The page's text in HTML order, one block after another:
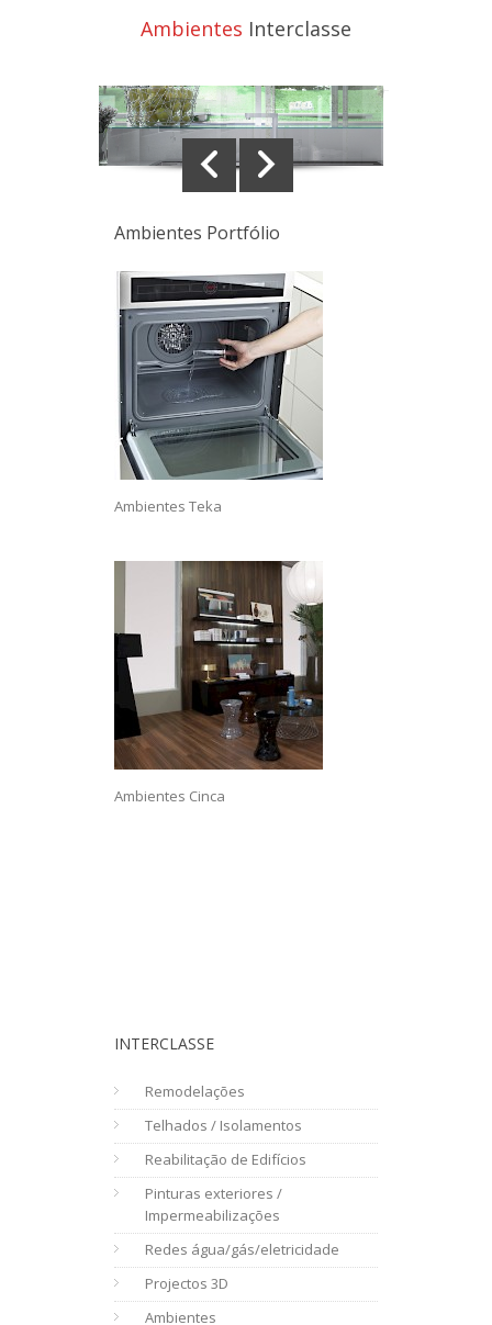
Ambientes Interclasse
Ambientes Portfólio
Ambientes Teka
Ambientes Cinca
INTERCLASSE
Remodelações
Telhados / Isolamentos
Reabilitação de Edifícios
Pinturas exteriores /
Impermeabilizações
Redes água/gás/eletricidade
Projectos 3D
Ambientes